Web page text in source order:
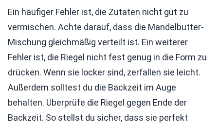
Ein häufiger Fehler ist, die Zutaten nicht gut zu
vermischen. Achte darauf, dass die Mandelbutter-
Mischung gleichmäßig verteilt ist. Ein weiterer
Fehler ist, die Riegel nicht fest genug in die Form zu
drücken. Wenn sie locker sind, zerfallen sie leicht.
Außerdem solltest du die Backzeit im Auge
behalten. Überprüfe die Riegel gegen Ende der
Backzeit. So stellst du sicher, dass sie perfekt